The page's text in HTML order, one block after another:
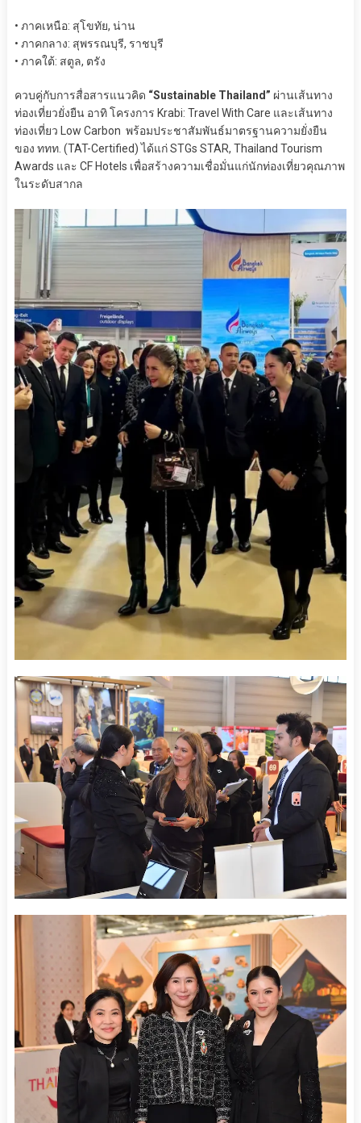
• ภาคเหนือ: สุโขทัย, น่าน
• ภาคกลาง: สุพรรณบุรี, ราชบุรี
• ภาคใต้: สตูล, ตรัง
ควบคู่กับการสื่อสารแนวคิด “Sustainable Thailand” ผ่านเส้นทาง
ท่องเที่ยวยั่งยืน อาทิ โครงการ Krabi: Travel With Care และเส้นทาง
ท่องเที่ยว Low Carbon พร้อมประชาสัมพันธ์มาตรฐานความยั่งยืน
ของ ททท. (TAT-Certified) ได้แก่ STGs STAR, Thailand Tourism
Awards และ CF Hotels เพื่อสร้างความเชื่อมั่นแก่นักท่องเที่ยวคุณภาพ
ในระดับสากล